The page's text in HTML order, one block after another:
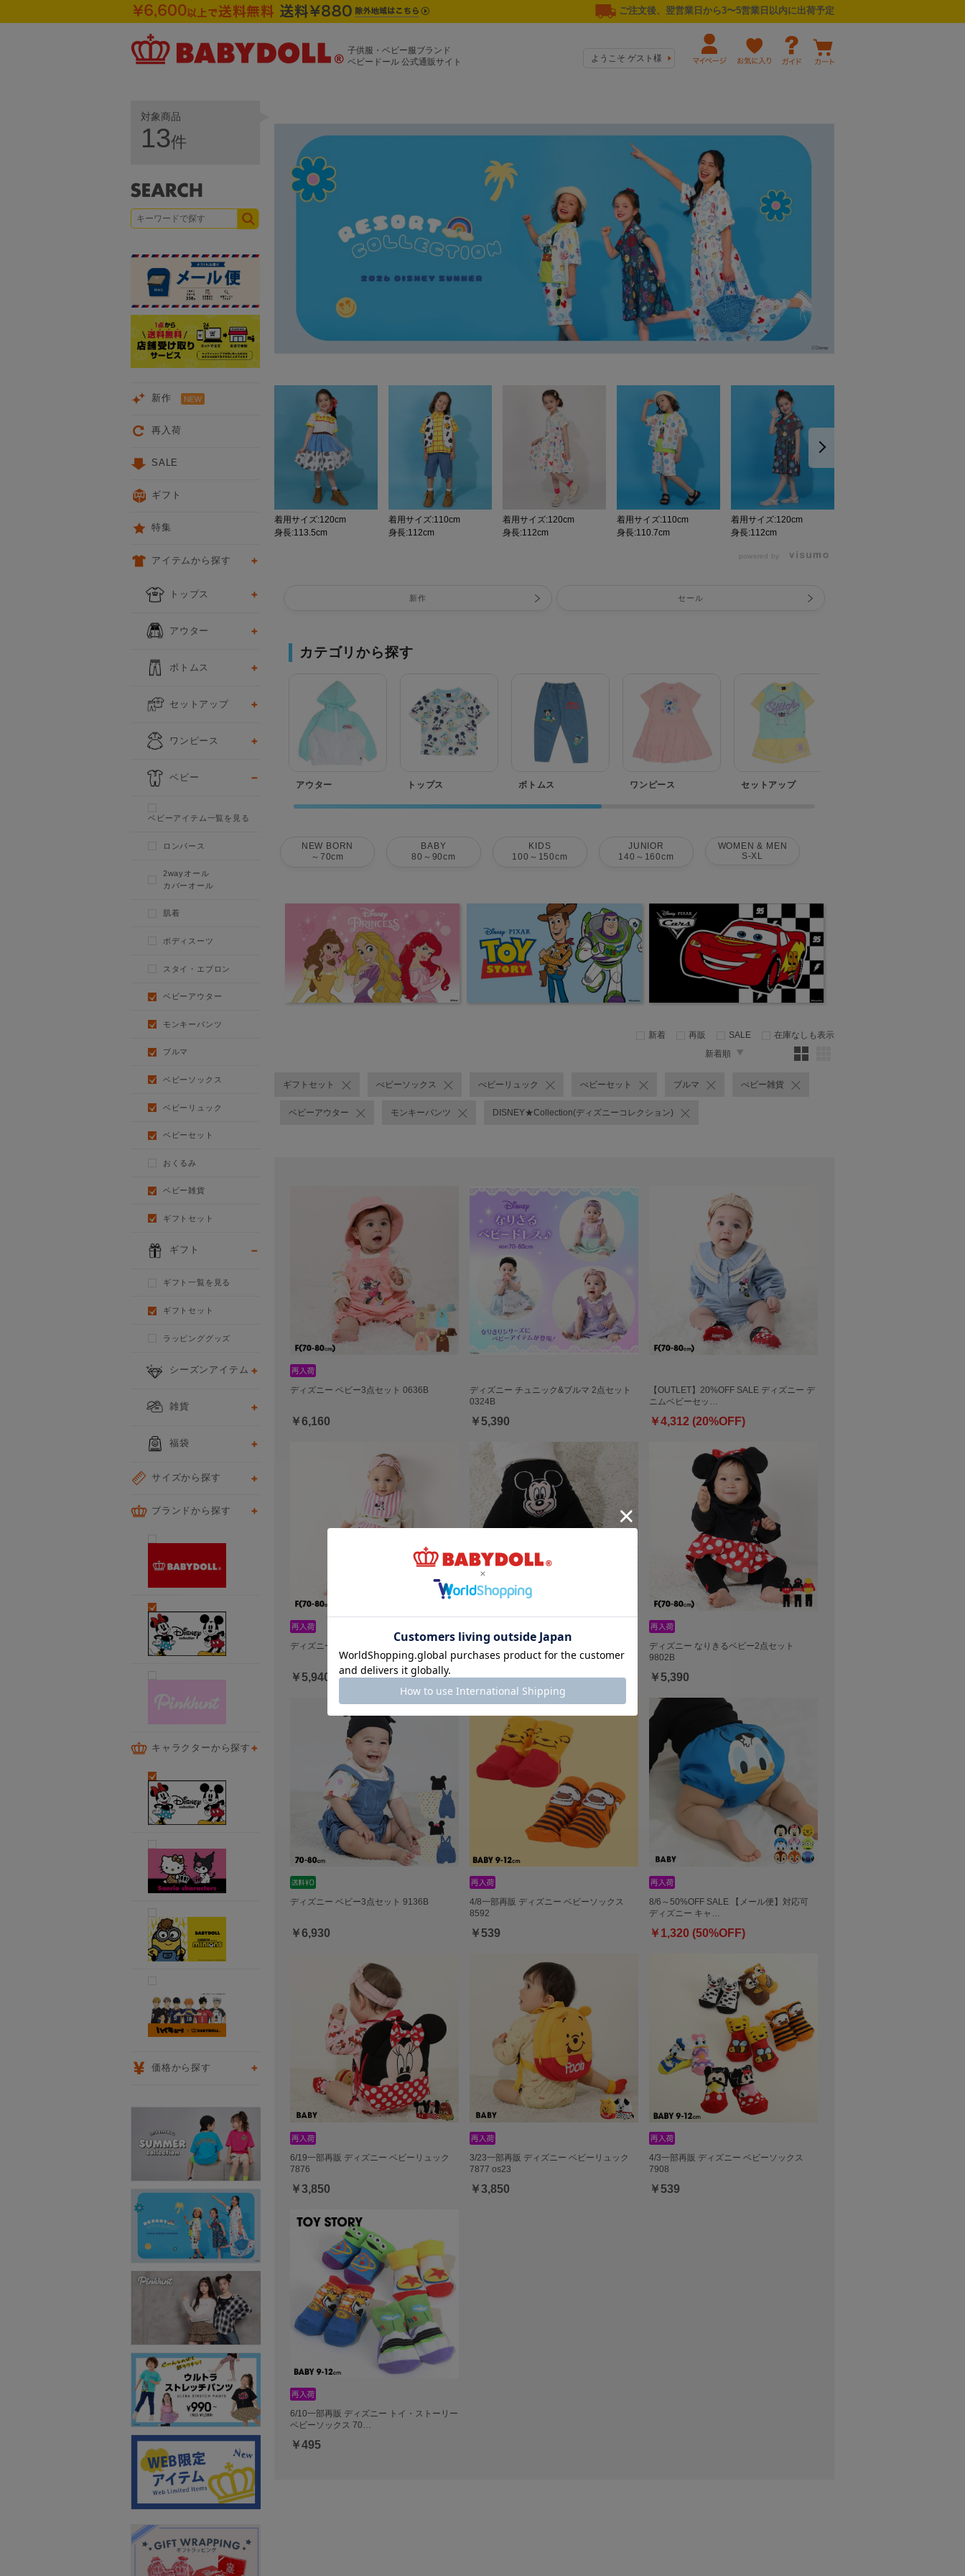
ご注文後、翌営業日から3〜5営業日以内に出荷予定
子供服・ベビー服ブランド
ベビードール 公式通販サイト
ようこそ ゲスト様
着用サイズ:120cm
身長:113.5cm
着用サイズ:110cm
身長:112cm
着用サイズ:120cm
身長:112cm
着用サイズ:110cm
身長:110.7cm
着用サイズ:120cm
身長:112cm
powered by
新作 セール
カテゴリから探す
アウター トップス ボトムス ワンピース セットアップ
NEW BORN
～70cm
BABY
80～90cm
KIDS
100～150cm
JUNIOR
140～160cm
WOMEN & MEN
S-XL
新着 再販 SALE
在庫なしも表示
新着順
ギフトセット べビーソックス べビーリュック べビーセット ブルマ べビー雑貨
ベビーアウター モンキーパンツ DISNEY★Collection(ディズニーコレクション)
ディズニー ベビー3点セット 0636B
￥6,160
ディズニー チュニック&ブルマ 2点セット
0324B
￥5,390
【OUTLET】20%OFF SALE ディズニー デ
ニムベビーセッ…
￥4,312 (20%OFF)
ディズニー ベビー3点セット 0141B
￥5,940
ディズニー おしりキャラクターべビータイ
ツ 9604
￥1,980
ディズニー なりきるベビー2点セット
9802B
￥5,390
ディズニー ベビー3点セット 9136B
￥6,930
4/8一部再販 ディズニー ベビーソックス
8592
￥539
8/6～50%OFF SALE 【メール便】対応可
ディズニー キャ…
￥1,320 (50%OFF)
6/19一部再販 ディズニー ベビーリュック
7876
￥3,850
3/23一部再販 ディズニー ベビーリュック
7877 os23
￥3,850
4/3一部再販 ディズニー ベビーソックス
7908
￥539
6/10一部再販 ディズニー トイ・ストーリー
ベビーソックス 70…
￥495
対象商品
13件
新作
再入荷
SALE
ギフト
特集
アイテムから探す
トップス
アウター
ボトムス
セットアップ
ワンピース
ベビー
ベビーアイテム一覧を見る
ロンパース
2wayオール
カバーオール
肌着
ボディスーツ
スタイ・エプロン
ベビーアウター
モンキーパンツ
ブルマ
ベビーソックス
ベビーリュック
ベビーセット
おくるみ
ベビー雑貨
ギフトセット
ギフト
ギフト一覧を見る
ギフトセット
ラッピンググッズ
シーズンアイテム
雑貨
福袋
サイズから探す
ブランドから探す
キャラクターから探す
価格から探す